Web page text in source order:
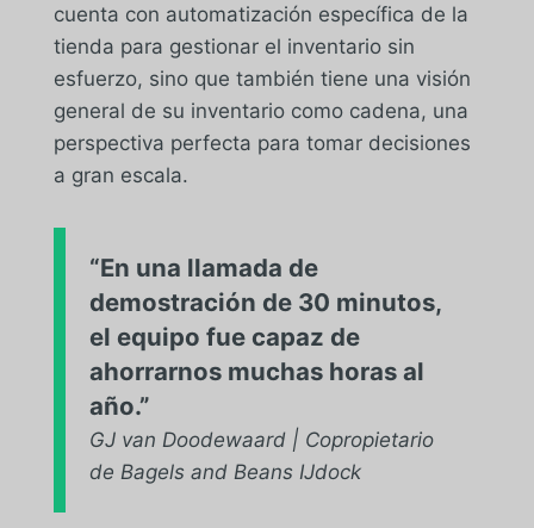
cuenta con automatización específica de la
tienda para gestionar el inventario sin
esfuerzo, sino que también tiene una visión
general de su inventario como cadena, una
perspectiva perfecta para tomar decisiones
a gran escala.
“En una llamada de
demostración de 30 minutos,
el equipo fue capaz de
ahorrarnos muchas horas al
año.”
GJ van Doodewaard | Copropietario
de Bagels and Beans IJdock